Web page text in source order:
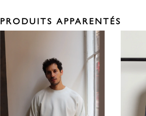
PRODUITS APPARENTÉS